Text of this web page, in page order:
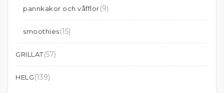
pannkakor och våfflor(9)
smoothies(15)
GRILLAT(57)
HELG(139)